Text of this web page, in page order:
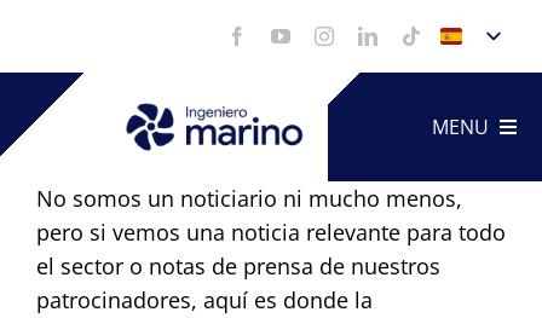
contenido
MENU
No somos un noticiario ni mucho menos,
pero si vemos una noticia relevante para todo
el sector o notas de prensa de nuestros
patrocinadores, aquí es donde la